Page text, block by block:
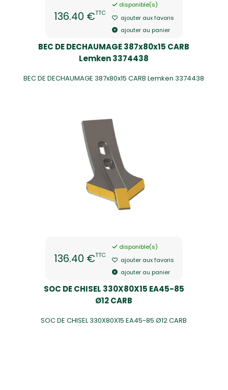
136.40 €TTC
disponible(s)
ajouter aux favoris
ajouter au panier
BEC DE DECHAUMAGE 387x80x15 CARB
Lemken 3374438
BEC DE DECHAUMAGE 387x80x15 CARB Lemken 3374438
136.40 €TTC
disponible(s)
ajouter aux favoris
ajouter au panier
SOC DE CHISEL 330X80X15 EA45-85
Ø12 CARB
SOC DE CHISEL 330X80X15 EA45-85 Ø12 CARB